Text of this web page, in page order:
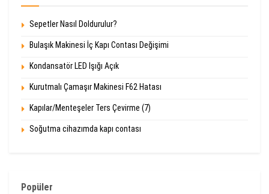
Sepetler Nasıl Doldurulur?
Bulaşık Makinesi İç Kapı Contası Değişimi
Kondansatör LED Işığı Açık
Kurutmalı Çamaşır Makinesi F62 Hatası
Kapılar/Menteşeler Ters Çevirme (7)
Soğutma cihazımda kapı contası
Popüler